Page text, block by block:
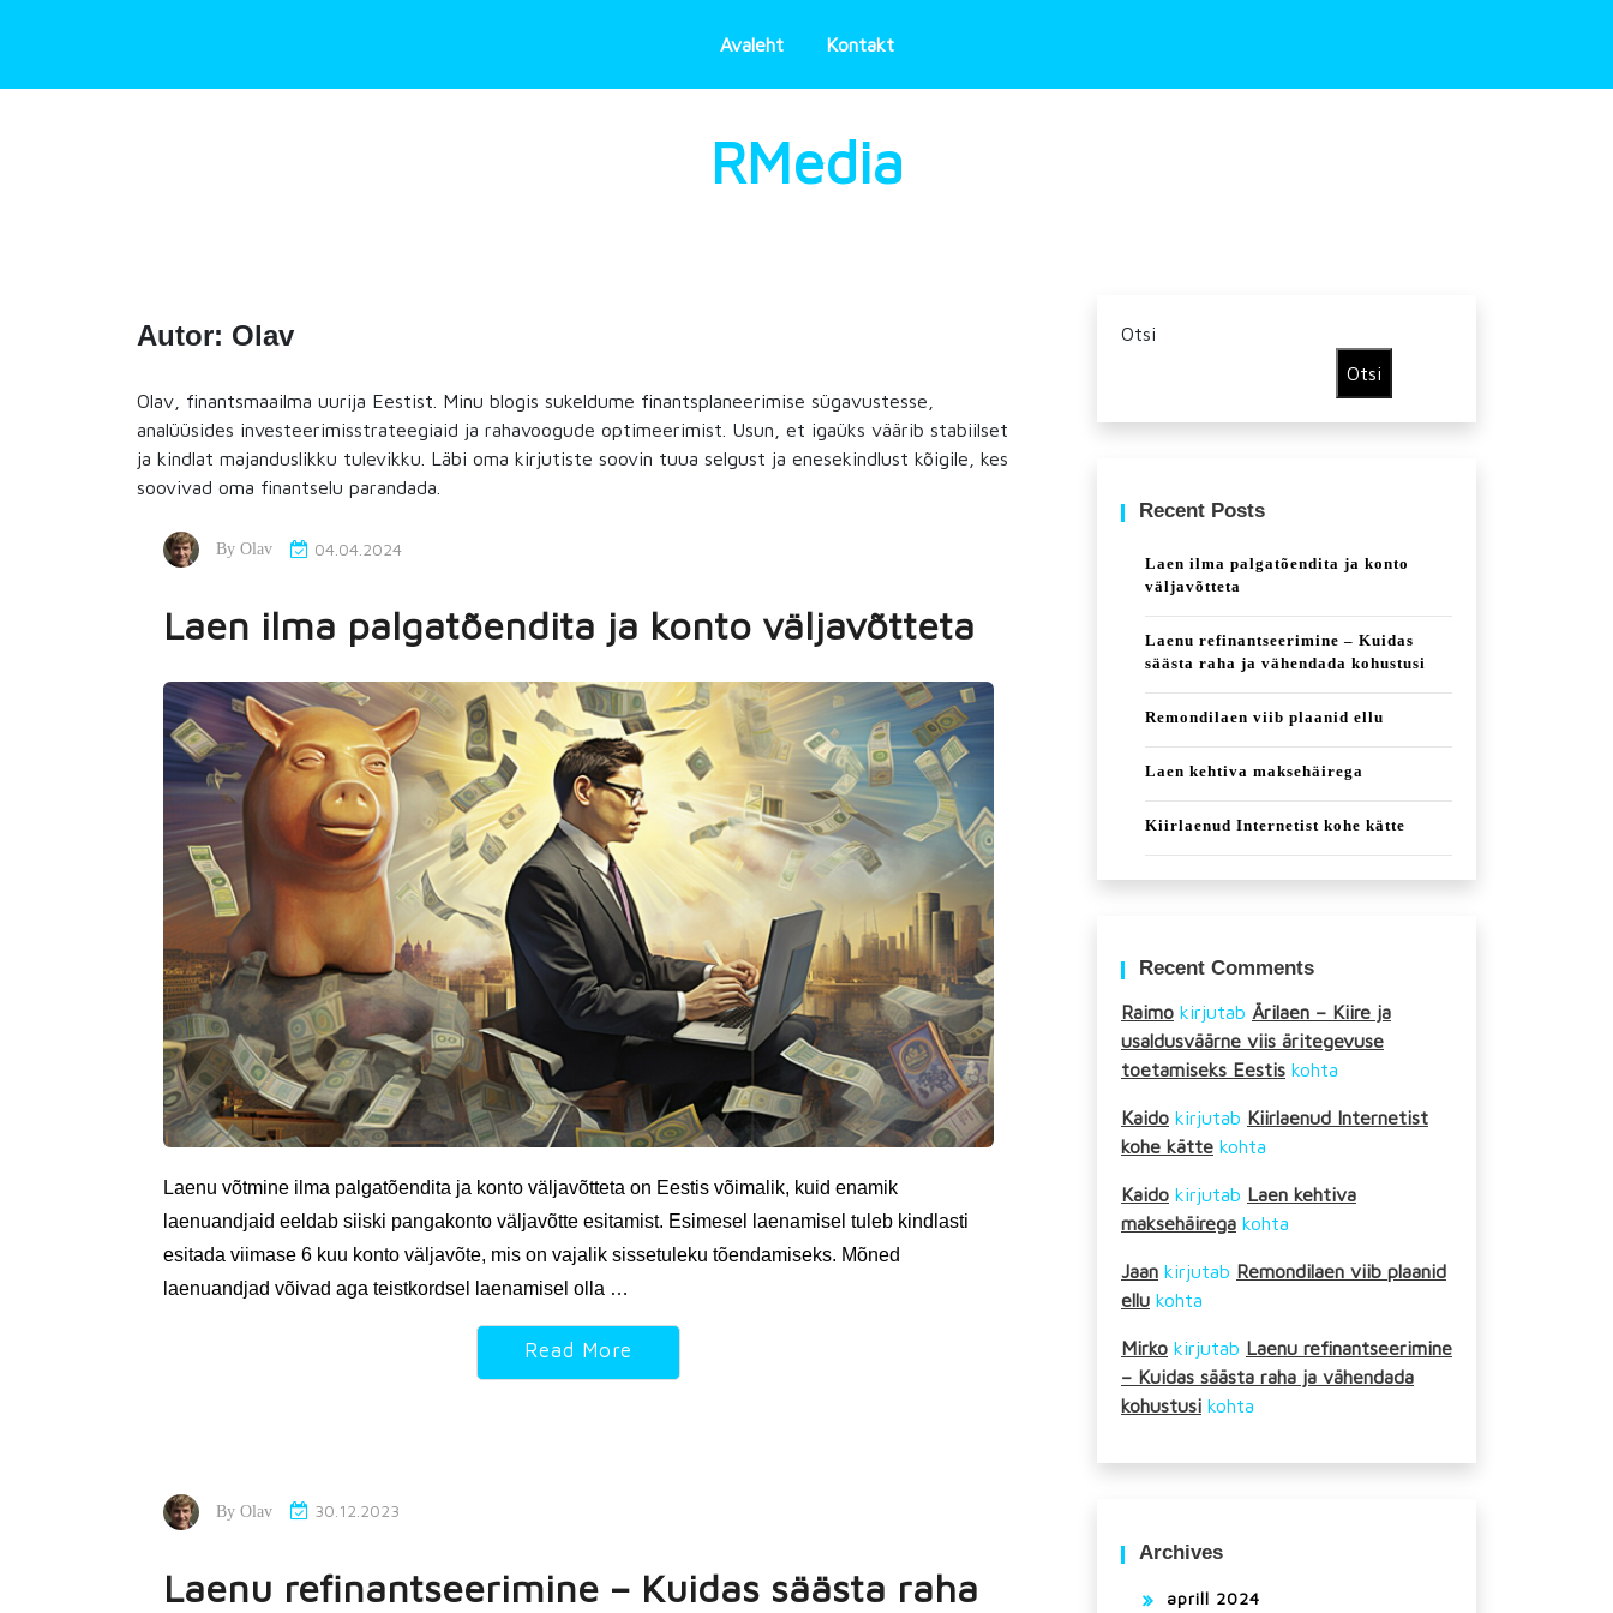
Avaleht Kontakt
RMedia
Autor: Olav
Olav, finantsmaailma uurija Eestist. Minu blogis sukeldume finantsplaneerimise sügavustesse,
analüüsides investeerimisstrateegiaid ja rahavoogude optimeerimist. Usun, et igaüks väärib stabiilset
ja kindlat majanduslikku tulevikku. Läbi oma kirjutiste soovin tuua selgust ja enesekindlust kõigile, kes
soovivad oma finantselu parandada.
By Olav 04.04.2024
Laen ilma palgatõendita ja konto väljavõtteta
Laenu võtmine ilma palgatõendita ja konto väljavõtteta on Eestis võimalik, kuid enamik
laenuandjaid eeldab siiski pangakonto väljavõtte esitamist. Esimesel laenamisel tuleb kindlasti
esitada viimase 6 kuu konto väljavõte, mis on vajalik sissetuleku tõendamiseks. Mõned
laenuandjad võivad aga teistkordsel laenamisel olla …
Read More
By Olav 30.12.2023
Laenu refinantseerimine – Kuidas säästa raha
Otsi
Otsi
Recent Posts
Laen ilma palgatõendita ja konto
väljavõtteta
Laenu refinantseerimine – Kuidas
säästa raha ja vähendada kohustusi
Remondilaen viib plaanid ellu
Laen kehtiva maksehäirega
Kiirlaenud Internetist kohe kätte
Recent Comments
Raimo kirjutab Ärilaen – Kiire ja
usaldusväärne viis äritegevuse
toetamiseks Eestis kohta
Kaido kirjutab Kiirlaenud Internetist
kohe kätte kohta
Kaido kirjutab Laen kehtiva
maksehäirega kohta
Jaan kirjutab Remondilaen viib plaanid
ellu kohta
Mirko kirjutab Laenu refinantseerimine
– Kuidas säästa raha ja vähendada
kohustusi kohta
Archives
aprill 2024